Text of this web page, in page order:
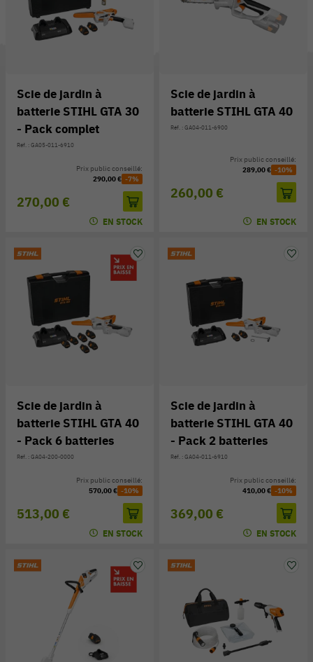
Scie de jardin à
batterie STIHL GTA 30
- Pack complet
Réf. : GA05-011-6910
270,00 €
Prix public conseillé:
290,00 € -7%
EN STOCK
Scie de jardin à
batterie STIHL GTA 40
Réf. : GA04-011-6900
260,00 €
Prix public conseillé:
289,00 € -10%
EN STOCK
Scie de jardin à
batterie STIHL GTA 40
- Pack 6 batteries
Réf. : GA04-200-0000
513,00 €
Prix public conseillé:
570,00 € -10%
EN STOCK
Scie de jardin à
batterie STIHL GTA 40
- Pack 2 batteries
Réf. : GA04-011-6910
369,00 €
Prix public conseillé:
410,00 € -10%
EN STOCK